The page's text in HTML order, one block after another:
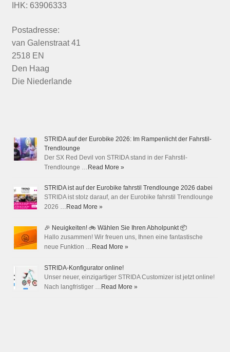
IHK: 63906333
Postadresse:
van Galenstraat 41
2518 EN
Den Haag
Die Niederlande
STRIDA auf der Eurobike 2026: Im Rampenlicht der Fahrstil-
Trendlounge
Der SX Red Devil von STRIDA stand in der Fahrstil-
Trendlounge … Read More »
STRIDA ist auf der Eurobike fahrstil Trendlounge 2026 dabei
STRIDA ist stolz darauf, an der Eurobike fahrstil Trendlounge
2026 … Read More »
🎉 Neuigkeiten! 🚲 Wählen Sie Ihren Abholpunkt 📦
Hallo zusammen! Wir freuen uns, Ihnen eine fantastische
neue Funktion … Read More »
STRIDA-Konfigurator online!
Unser neuer, einzigartiger STRIDA Customizer ist jetzt online!
Nach langfristiger … Read More »